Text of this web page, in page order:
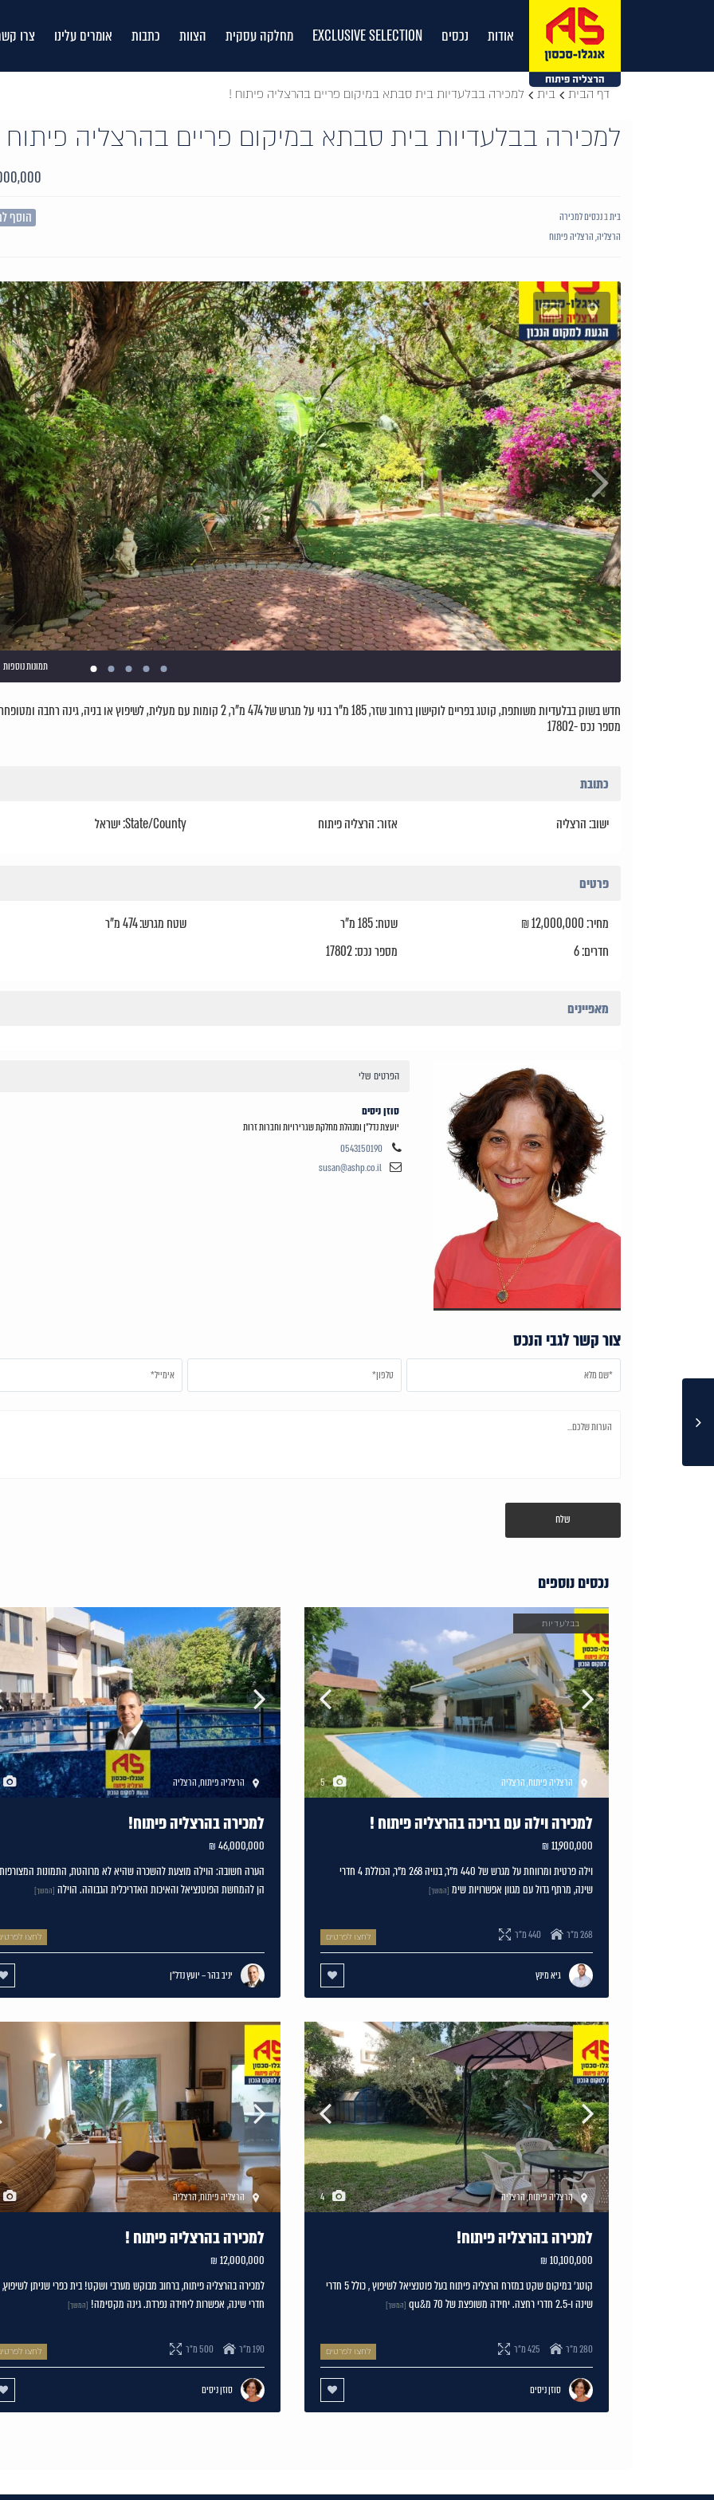
אודות נכסים EXCLUSIVE SELECTION מחלקה עסקית הצוות כתבות אומרים עלינו צרו
דף הבית בית למכירה בבלעדיות בית סבתא במיקום פריים בהרצליה פיתוח !
למכירה בבלעדיות בית סבתא במיקום פריים בהרצליה
₪
ביתבנכסים למכירה
הרצליה,הרצליה פיתוח
הוסף
חדש בשוק בבלעדיות משותפת, קוטג בפריים לוקישון ברחוב שזר, 185 מ"ר בנוי על מגרש של 474 מ"ר, 2 קומות עם מעלית, לשיפוץ או בניה, גינה רחבה ומטופחת.
מספר נכס -17802
כתובת
ישוב: הרצליה אזור: הרצליה פיתוח State/County: ישראל
פרטים
מחיר: 12,000,000 ₪ שטח: 185 מ"ר
שטח מגרש: 474 מ"ר
חדרים: 6
מספר נכס: 17802
מאפיינים
הפרטים שלי
סוזן ניסים
יועצת נדל"ן ומנהלת מחלקת שגרירויות וחברות זרות
0543150190
susan@ashp.co.il
צור קשר
נכסים נוספים
5 הרצליה פיתוח,הרצליה
בבלעדיות
למכירה וילה עם בריכה בהרצליה פיתוח !
11,900,000 ₪
וילה פרטית ומרווחת על מגרש של 440 מ"ר, בנויה 268 מ"ר, הכוללת 4 חדרי
שינה, מרתף גדול עם מגוון אפשרויות שימ [המשך]
268 מ"ר 440 מ"ר לחצו לפרטים
גיא מינץ
הרצליה פיתוח,הרצליה
למכירה בהרצליה פיתוח!
46,000,000 ₪
הערה חשובה: הוילה מוצעת להשכרה שהיא לא מרוהטת, התמונות
הן להמחשת הפוטנציאל והאיכות האדריכלית הגבוהה. הוילה [המשך]
לחצו
יניב בהר – יועץ נדל"ן
4 הרצליה פיתוח,הרצליה
למכירה בהרצליה פיתוח!
10,100,000 ₪
קוטג' במיקום שקט במזרח הרצליה פיתוח בעל פוטנציאל לשיפוץ , כולל 5 חדרי
שינה ו-2.5 חדרי רחצה. יחידה משופצת של 70 מ&qu
[המשך]
280 מ"ר 425 מ"ר לחצו לפרטים
סוזן ניסים
הרצליה פיתוח,הרצליה
למכירה בהרצליה פיתוח !
12,000,000 ₪
חדרי שינה, אפשרות ליחידה נפרדת. גינה מקסימה! [המשך]
190 מ"ר 500 מ"ר לחצו
סוזן ניסים